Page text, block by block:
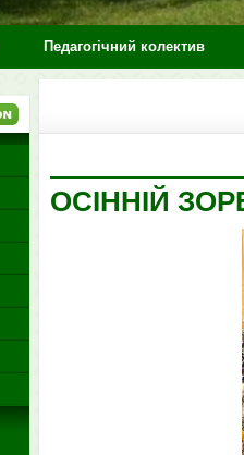
Педагогічний колектив
ОСІННІЙ